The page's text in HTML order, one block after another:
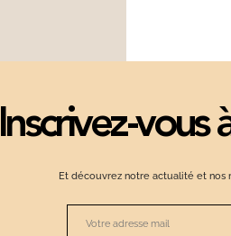
Inscrivez-vous
Et découvrez notre actualité et nos